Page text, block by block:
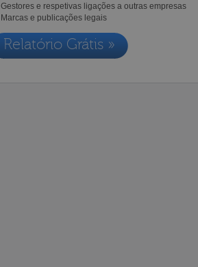
Gestores e respetivas ligações a outras empresas
Marcas e publicações legais
Relatório Grátis »